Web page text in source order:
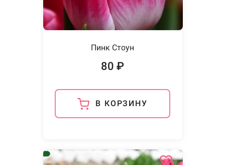
Пинк Стоун
80 ₽
В КОРЗИНУ